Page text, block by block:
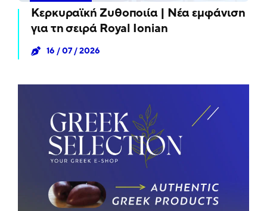
Κερκυραϊκή Ζυθοποιία | Νέα εμφάνιση
για τη σειρά Royal Ionian
16 / 07 / 2026